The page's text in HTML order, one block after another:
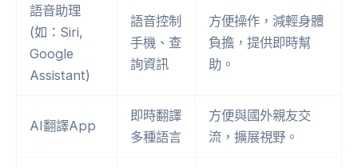
語音助理
(如：Siri,
Google
Assistant)
語音控制
手機、查
詢資訊
方便操作，減輕身體
負擔，提供即時幫
助。
AI翻譯App
即時翻譯
多種語言
方便與國外親友交
流，擴展視野。